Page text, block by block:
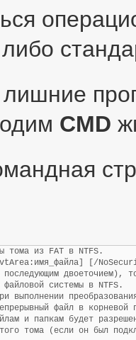
либо
лишние
CMD
тома из FAT в NTFS.
[/
двоеточием),
файловой системы в NTFS.
выполнении
файл в корневой
и папкам будет
тома (если он был